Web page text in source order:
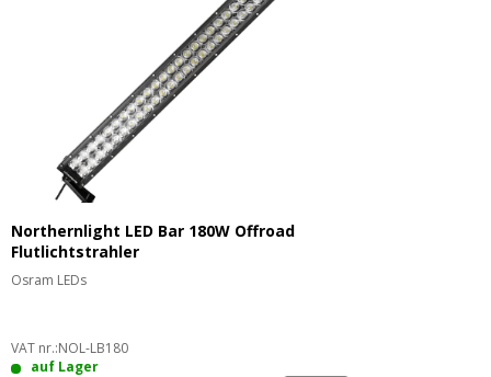
Northernlight LED Bar 180W Offroad
Flutlichtstrahler
Osram LEDs
VAT nr.:NOL-LB180
auf Lager